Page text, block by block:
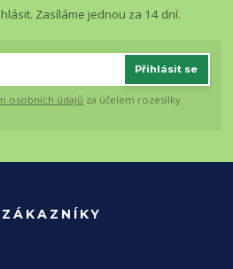
Zasíláme jednou za 14 dní.
Přihlásit se
osobních údajů za účelem rozesílky